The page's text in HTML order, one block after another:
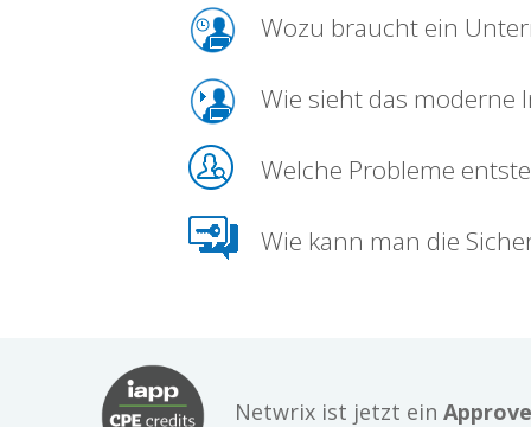
Wie sieht das moderne
Welche Probleme
Wie kann man die
Wozu braucht ein
Netwrix ist jetzt ein